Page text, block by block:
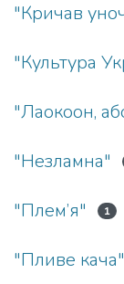
"Кричав
"Культура
"Лаокоон,
"Незламна"
"Плем’я" 1
"Пливе кача"